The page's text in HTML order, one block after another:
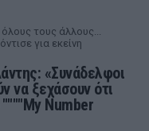
τους άλλους...
για εκείνη
«Συνάδελφοι
να ξεχάσουν ότι
Number